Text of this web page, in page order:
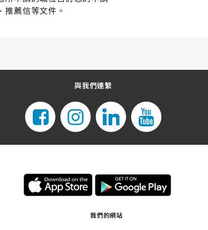
薦信等文件。
與我們連繫
我們的網站